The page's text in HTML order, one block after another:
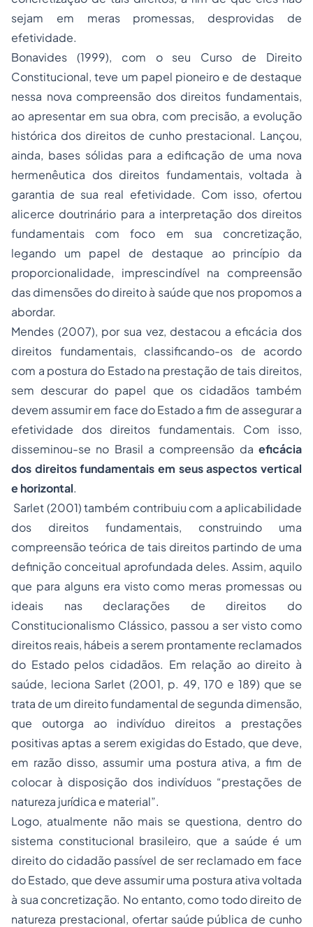
sejam em meras promessas, desprovidas de
efetividade.
Bonavides (1999), com o seu Curso de Direito
Constitucional, teve um papel pioneiro e de destaque
nessa nova compreensão dos direitos fundamentais,
ao apresentar em sua obra, com precisão, a evolução
histórica dos direitos de cunho prestacional. Lançou,
ainda, bases sólidas para a edificação de uma nova
hermenêutica dos direitos fundamentais, voltada à
garantia de sua real efetividade. Com isso, ofertou
alicerce doutrinário para a interpretação dos direitos
fundamentais com foco em sua concretização,
legando um papel de destaque ao princípio da
proporcionalidade, imprescindível na compreensão
das dimensões do direito à saúde que nos propomos a
abordar.
Mendes (2007), por sua vez, destacou a eficácia dos
direitos fundamentais, classificando-os de acordo
com a postura do Estado na prestação de tais direitos,
sem descurar do papel que os cidadãos também
devem assumir em face do Estado a fim de assegurar a
efetividade dos direitos fundamentais. Com isso,
disseminou-se no Brasil a compreensão da eficácia
dos direitos fundamentais em seus aspectos vertical
e horizontal.
Sarlet (2001) também contribuiu com a aplicabilidade
dos direitos fundamentais, construindo uma
compreensão teórica de tais direitos partindo de uma
definição conceitual aprofundada deles. Assim, aquilo
que para alguns era visto como meras promessas ou
ideais nas declarações de direitos do
Constitucionalismo Clássico, passou a ser visto como
direitos reais, hábeis a serem prontamente reclamados
do Estado pelos cidadãos. Em relação ao direito à
saúde, leciona Sarlet (2001, p. 49, 170 e 189) que se
trata de um direito fundamental de segunda dimensão,
que outorga ao indivíduo direitos a prestações
positivas aptas a serem exigidas do Estado, que deve,
em razão disso, assumir uma postura ativa, a fim de
colocar à disposição dos indivíduos “prestações de
natureza jurídica e material”.
Logo, atualmente não mais se questiona, dentro do
sistema constitucional brasileiro, que a saúde é um
direito do cidadão passível de ser reclamado em face
do Estado, que deve assumir uma postura ativa voltada
à sua concretização. No entanto, como todo direito de
natureza prestacional, ofertar saúde pública de cunho